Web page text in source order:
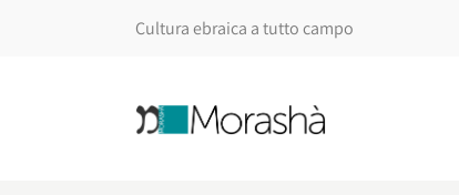
Cultura ebraica a tutto campo